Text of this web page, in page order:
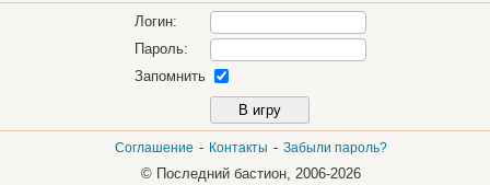
Логин:
Пароль:
Запомнить
Соглашение - Контакты - Забыли пароль?
© Последний бастион, 2006-2026